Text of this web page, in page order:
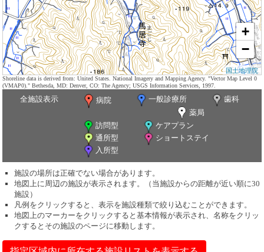
+
−
国土地理院
Shoreline data is derived from: United States. National Imagery and Mapping Agency. "Vector Map Level 0
(VMAP0)." Bethesda, MD: Denver, CO: The Agency; USGS Information Services, 1997.
全施設表示 病院 一般診療所
歯科
薬局
訪問型
ケアプラン
通所型
ショートステイ
入所型
施設の場所は正確でない場合があります。
地図上に周辺の施設が表示されます。（当施設からの距離が近い順に30
施設）
凡例をクリックすると、表示を施設種類で絞り込むことができます。
地図上のマーカーをクリックすると基本情報が表示され、名称をクリッ
クするとその施設のページに移動します。